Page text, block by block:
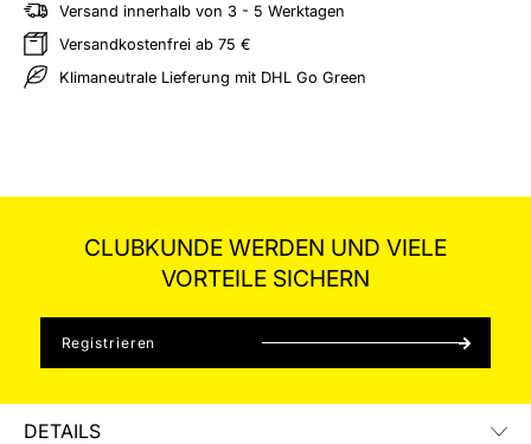
hinzufügen
Versand innerhalb von 3 - 5 Werktagen
Versandkostenfrei ab 75 €
Klimaneutrale Lieferung mit DHL Go Green
CLUBKUNDE WERDEN UND VIELE
VORTEILE SICHERN
Registrieren
DETAILS